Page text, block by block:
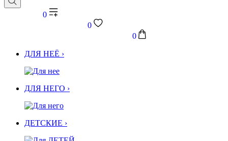
0
0
0
ДЛЯ НЕЁ ›
ДЛЯ НЕГО ›
ДЕТСКИЕ ›